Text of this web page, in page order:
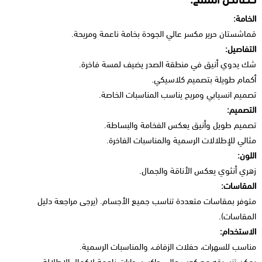
الخامة:
قماشستان حرير مكسر عالي الجودة بخامة ناعمة ومريحة.
التفاصيل:
شك يدوي أنيق في منطقة الصدر يضيف لمسة فاخرة.
أكمام طويلة بتصميم كلاسيكي.
تصميم انسيابي ومريح يناسب المناسبات الخاصة.
التصميم:
تصميم طويل وأنيق يعكس الفخامة والبساطة.
مثالي للإطلالات الرسمية والمناسبات الفاخرة.
اللون:
زهري أنثوي يعكس الأناقة والجمال.
المقاسات:
متوفر بمقاسات متعددة تناسب جميع الأجسام. (يرجى مراجعة دليل
المقاسات).
الاستخدام:
مناسب للسهرات، حفلات الزفاف، والمناسبات الرسمية.